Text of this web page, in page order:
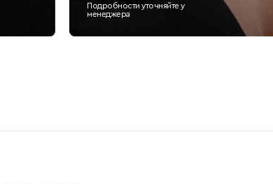
Подробности уточняйте у
менеджера